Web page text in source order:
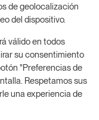
de geolocalización
del dispositivo.
válido en todos
su consentimiento
"Preferencias de
Respetamos sus
una experiencia de